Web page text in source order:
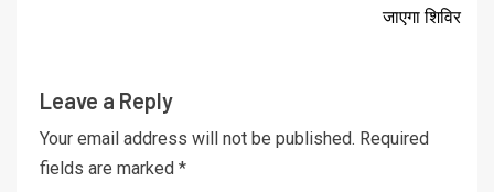
जाएगा शिविर
Leave a Reply
Your email address will not be published. Required
fields are marked *